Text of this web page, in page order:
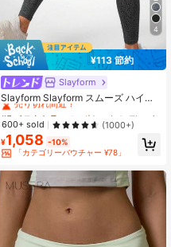
4
¥113 節約
Slayform
Slayform Slayform スムーズ ハイス
トレッチ スカルプト ボトムス コン
トロール スポーツタイツ ヨガ レデ
ィースパンツ
#5 ベストセラー
売り切れ間近！
#5 ベストセラー
売り切れ間近！
#5 ベストセラー
売り切れ間近！
#5 ベストセラー
に ポケット レディーススポーツレギンス
売り切れ間近！
600+ sold (1000+)
¥1,058 -10%
「カテゴリーバウチャー ¥78」